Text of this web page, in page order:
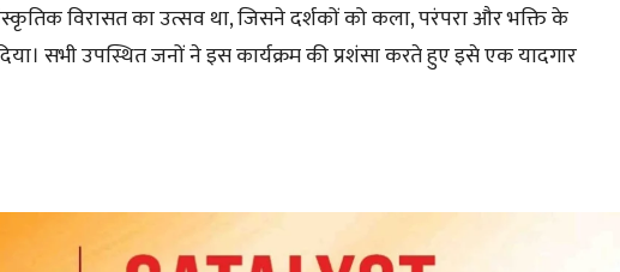
विरासत का उत्सव था, जिसने दर्शकों को कला, परंपरा और भक्ति के
सभी उपस्थित जनों ने इस कार्यक्रम की प्रशंसा करते हुए इसे एक यादगार